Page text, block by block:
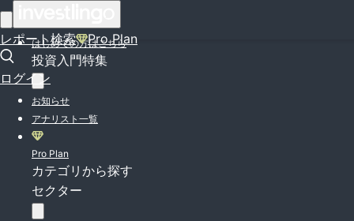
レポート検索 Pro Plan
ログイン
はじめての方はこちら
投資入門特集
お知らせ
アナリスト一覧
Pro Plan
カテゴリから探す
セクター